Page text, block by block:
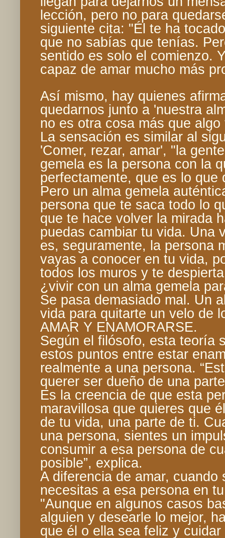
lección, pero no para
siguiente cita: "Él te ha
que no sabías que tenías.
sentido es solo el comienzo.
capaz de amar mucho más
Así mismo, hay quienes
quedarnos junto a 'nuestra
no es otra cosa más que
La sensación es similar al
'Comer, rezar, amar', "la
gemela es la persona con la
perfectamente, que es lo que
Pero un alma gemela
persona que te saca todo lo
que te hace volver la mirada
puedas cambiar tu vida. Una
es, seguramente, la persona
vayas a conocer en tu vida,
todos los muros y te
¿vivir con un alma gemela
Se pasa demasiado mal. Un
vida para quitarte un velo de
AMAR Y ENAMORARSE.
Según el filósofo, esta teoría
estos puntos entre estar
realmente a una persona.
querer ser dueño de una
Es la creencia de que esta
maravillosa que quieres que
de tu vida, una parte de ti.
una persona, sientes un
consumir a esa persona de
posible”, explica.
A diferencia de amar, cuando
necesitas a esa persona en
"Aunque en algunos casos
alguien y desearle lo mejor,
que él o ella sea feliz y